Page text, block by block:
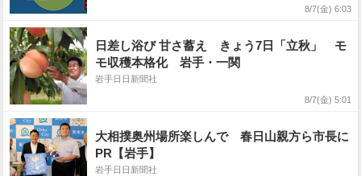
8/7(金) 6:03
日差し浴び 甘さ蓄え きょう7日「立秋」 モ
モ収穫本格化 岩手・一関
岩手日日新聞社
8/7(金) 5:01
大相撲奥州場所楽しんで 春日山親方ら市長に
PR【岩手】
岩手日日新聞社